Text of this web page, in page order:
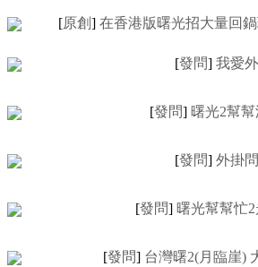
[原創] 在香港版曙光招大量回
[發問] 我愛
[發問] 曙光2幫
[發問] 外掛
[發問] 曙光幫幫忙
[發問] 台灣曙2(月臨崖)